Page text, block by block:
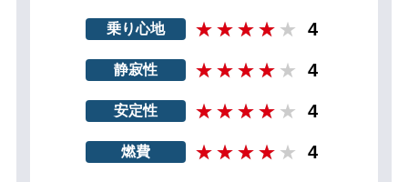
乗り心地 4
静寂性 4
安定性 4
燃費 4